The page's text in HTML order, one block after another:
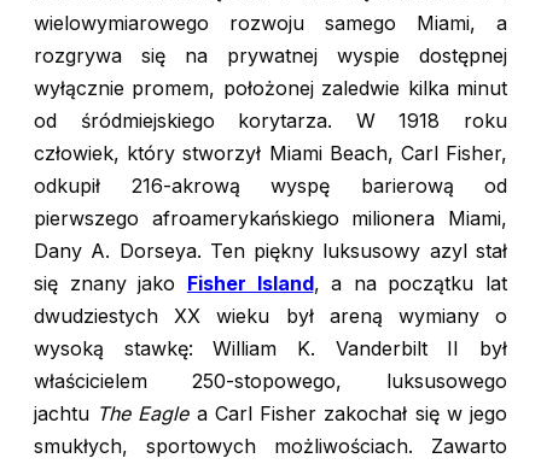
wielowymiarowego rozwoju samego Miami, a
rozgrywa się na prywatnej wyspie dostępnej
wyłącznie promem, położonej zaledwie kilka minut
od śródmiejskiego korytarza. W 1918 roku
człowiek, który stworzył Miami Beach, Carl Fisher,
odkupił 216-akrową wyspę barierową od
pierwszego afroamerykańskiego milionera Miami,
Dany A. Dorseya. Ten piękny luksusowy azyl stał
się znany jako Fisher Island, a na początku lat
dwudziestych XX wieku był areną wymiany o
wysoką stawkę: William K. Vanderbilt II był
właścicielem 250-stopowego, luksusowego
jachtu The Eagle a Carl Fisher zakochał się w jego
smukłych, sportowych możliwościach. Zawarto